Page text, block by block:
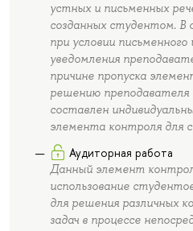
устных и письменных
созданных студентом. В
при условии письменного
уведомления
причине пропуска
решению
составлен
элемента контроля для
Аудиторная работа
Данный элемент
использование
для решения различных
задач в процессе